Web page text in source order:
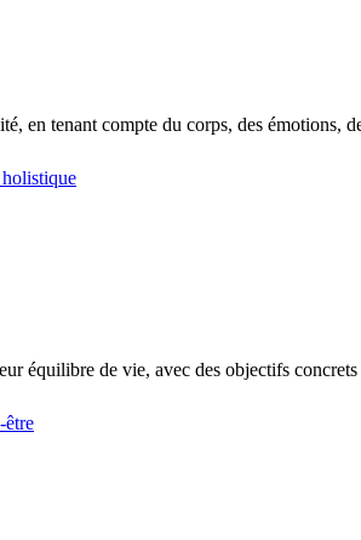
en tenant compte du corps, des émotions,
équilibre de vie, avec des objectifs
être